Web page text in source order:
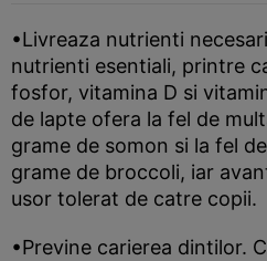
•Livreaza nutrienti
nutrienti esentiali, printre
fosfor, vitamina D si
de lapte ofera la fel de
grame de somon si la fel
grame de broccoli, iar
usor tolerat de catre copii.
•Previne carierea dintilor.